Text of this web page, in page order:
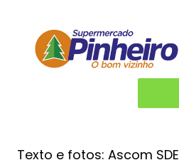
Texto e fotos: Ascom SDE